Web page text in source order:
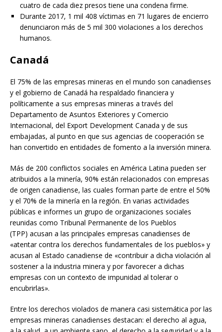
cuatro de cada diez presos tiene una condena firme.
Durante 2017, 1 mil 408 víctimas en 71 lugares de encierro
denunciaron más de 5 mil 300 violaciones a los derechos
humanos.
Canadá
El 75% de las empresas mineras en el mundo son canadienses
y el gobierno de Canadá ha respaldado financiera y
políticamente a sus empresas mineras a través del
Departamento de Asuntos Exteriores y Comercio
Internacional, del Export Development Canada y de sus
embajadas, al punto en que sus agencias de cooperación se
han convertido en entidades de fomento a la inversión minera.
Más de 200 conflictos sociales en América Latina pueden ser
atribuidos a la minería, 90% están relacionados con empresas
de origen canadiense, las cuales forman parte de entre el 50%
y el 70% de la minería en la región. En varias actividades
públicas e informes un grupo de organizaciones sociales
reunidas como Tribunal Permanente de los Pueblos
(TPP) acusan a las principales empresas canadienses de
«atentar contra los derechos fundamentales de los pueblos» y
acusan al Estado canadiense de «contribuir a dicha violación al
sostener a la industria minera y por favorecer a dichas
empresas con un contexto de impunidad al tolerar o
encubrirlas».
Entre los derechos violados de manera casi sistemática por las
empresas mineras canadienses destacan: el derecho al agua,